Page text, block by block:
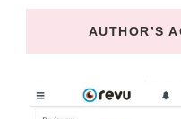
AUTHOR’S